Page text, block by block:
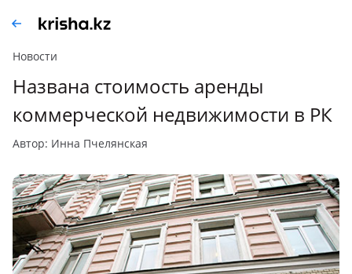
Новости
Названа стоимость аренды
коммерческой недвижимости в РК
автор: Инна Пчелянская